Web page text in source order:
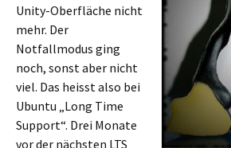
Unity-Oberfläche nicht
mehr. Der
Notfallmodus ging
noch, sonst aber nicht
viel. Das heisst also bei
Ubuntu „Long Time
Support“. Drei Monate
vor der nächsten LTS